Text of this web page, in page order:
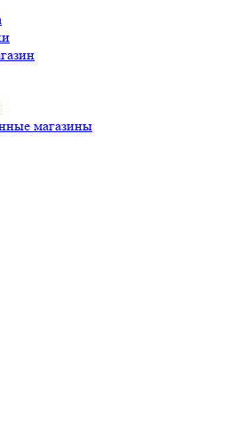
магазины